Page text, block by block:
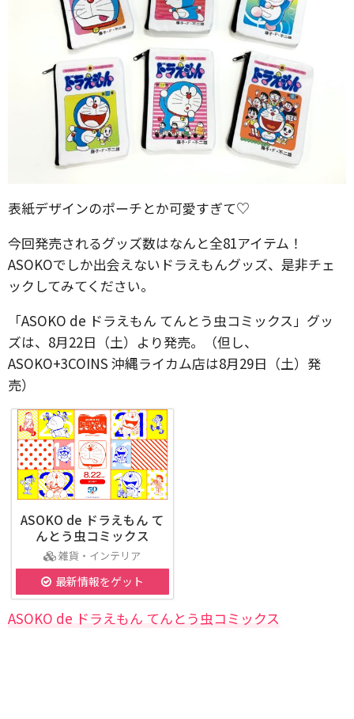
表紙デザインのポーチとか可愛すぎて♡
今回発売されるグッズ数はなんと全81アイテム！
ASOKOでしか出会えないドラえもんグッズ、是非チェ
ックしてみてください。
「ASOKO de ドラえもん てんとう虫コミックス」グッ
ズは、8月22日（土）より発売。（但し、
ASOKO+3COINS 沖縄ライカム店は8月29日（土）発
売）
ASOKO de ドラえもん て
んとう虫コミックス
雑貨・インテリア
最新情報をゲット
ASOKO de ドラえもん てんとう虫コミックス